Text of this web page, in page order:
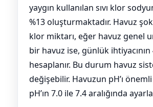
yaygın kullanılan sıvı klor
%13 oluşturmaktadır. Havuz
klor miktarı, eğer havuz genel
bir havuz ise, günlük
hesaplanır. Bu durum havuz
değişebilir. Havuzun pH’ı
pH’ın 7.0 ile 7.4 aralığında